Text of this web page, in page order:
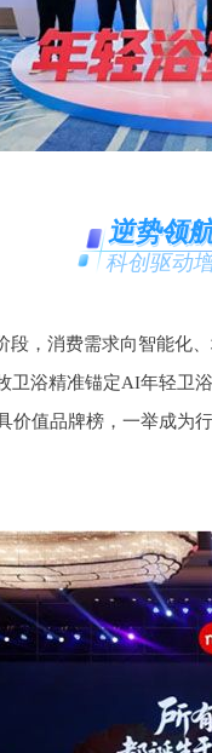
逆势领
科创驱动
段，消费需求向智能化
卫浴精准锚定AI年轻卫
价值品牌榜，一举成为